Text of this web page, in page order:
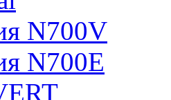
N700V
N700Е